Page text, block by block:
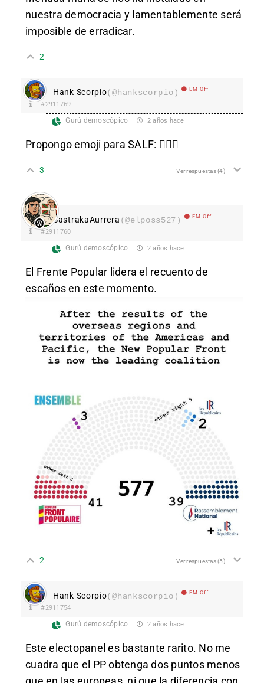
nuestra democracia y lamentablemente será
imposible de erradicar.
2
Hank Scorpio(@hankscorpio) EM Off
#2911769
Gurú demoscópico 2 años hace
Propongo emoji para SALF: 👳🏾‍♂️
3 Ver respuestas(4)
SastrakaAurrera (@elposs527) EM Off
#2911760
Gurú demoscópico 2 años hace
El Frente Popular lidera el recuento de
escaños en este momento.
2 Ver respuestas(5)
Hank Scorpio(@hankscorpio) EM Off
#2911754
Gurú demoscópico 2 años hace
Este electopanel es bastante rarito. No me
cuadra que el PP obtenga dos puntos menos